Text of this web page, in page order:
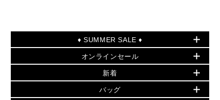
♦ SUMMER SALE ♦
セールおすすめアイテム
▶ ウィメンズ
バッグ
オンラインセール
PRODUCT OF THE MONTH - 今月の特別価格
再値下げアイテム
新着
夏のスタイル
バッグ